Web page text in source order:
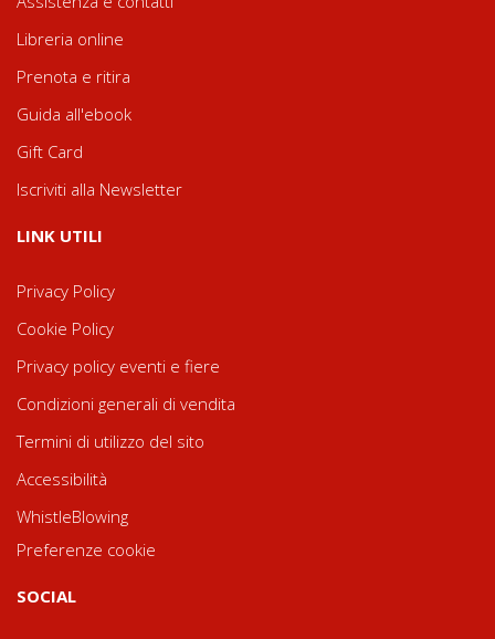
Libreria online
Prenota e ritira
Guida all'ebook
Gift Card
Iscriviti alla Newsletter
LINK UTILI
Privacy Policy
Cookie Policy
Privacy policy eventi e fiere
Condizioni generali di vendita
Termini di utilizzo del sito
Accessibilità
WhistleBlowing
Preferenze cookie
SOCIAL